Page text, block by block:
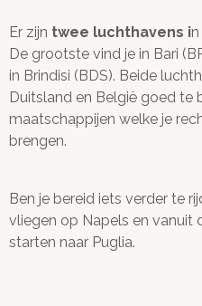
Er zijn twee luchthavens i
De grootste vind je in Bari
in Brindisi (BDS). Beide
Duitsland en België goed te
maatschappijen welke je
brengen.
Ben je bereid iets verder te
vliegen op Napels en vanuit
starten naar Puglia.